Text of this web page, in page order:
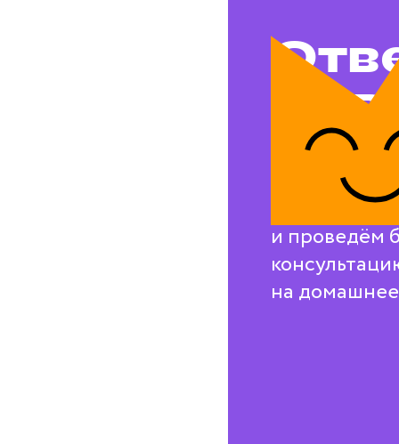
на
Свяжемся с
и проведём
на